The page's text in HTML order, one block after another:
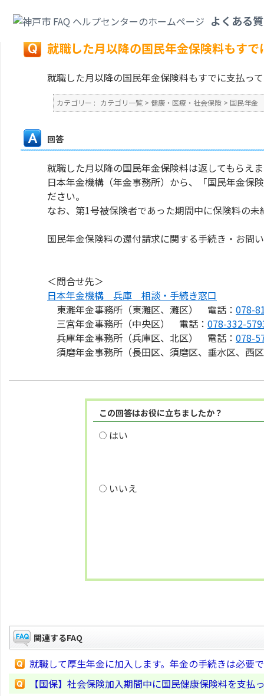
よくある
戻る
就職した月以降の国民年金保険料もす
就職した月以降の国民年金保険料もすでに支払っ
カテゴリー : カテゴリ一覧 > 健康・医療・社会保険 > 国民年金
回答
就職した月以降の国民年金保険料は返してもらえ
日本年金機構（年金事務所）から、「国民年金保
ださい。
なお、第1号被保険者であった期間中に保険料の
国民年金保険料の還付請求に関する手続き・お問
＜問合せ先＞
日本年金機構 兵庫 相談・手続き窓口
東灘年金事務所（東灘区、灘区） 電話： 078-
三宮年金事務所（中央区） 電話： 078-332-
兵庫年金事務所（兵庫区、北区） 電話： 078-
須磨年金事務所（長田区、須磨区、垂水区、西
この回答はお役に立ちましたか？
はい
いいえ
関連するFAQ
就職して厚生年金に加入します。年金の手続きは必要
【国保】社会保険加入期間中に国民健康保険料を支